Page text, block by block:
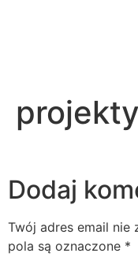
Dodaj
Twój adres email nie
pola są oznaczone *